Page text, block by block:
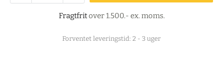
Fragtfritover 1.500.- ex. moms.
Forventet leveringstid: 2 - 3 uger